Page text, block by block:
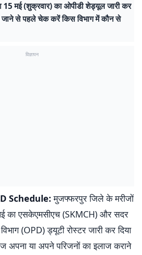
मई (शुक्रवार) का ओपीडी शेड्यूल जारी कर
जाने से पहले चेक करें किस विभाग में कौन से
विज्ञापन
Schedule: मुजफ्फरपुर जिले के मरीजों
का एसकेएमसीएच (SKMCH) और सदर
(OPD) ड्यूटी रोस्टर जारी कर दिया
अपना या अपने परिजनों का इलाज कराने